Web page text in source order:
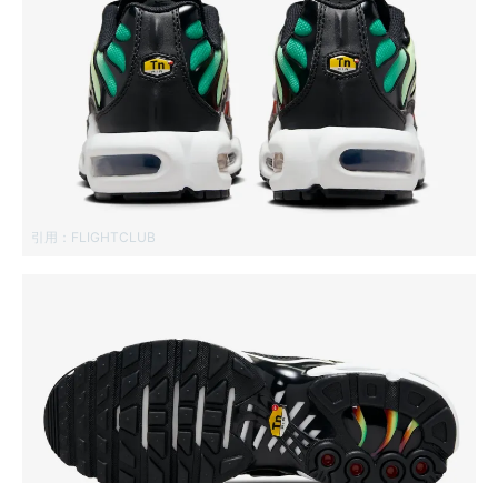
引用： FLIGHTCLUB